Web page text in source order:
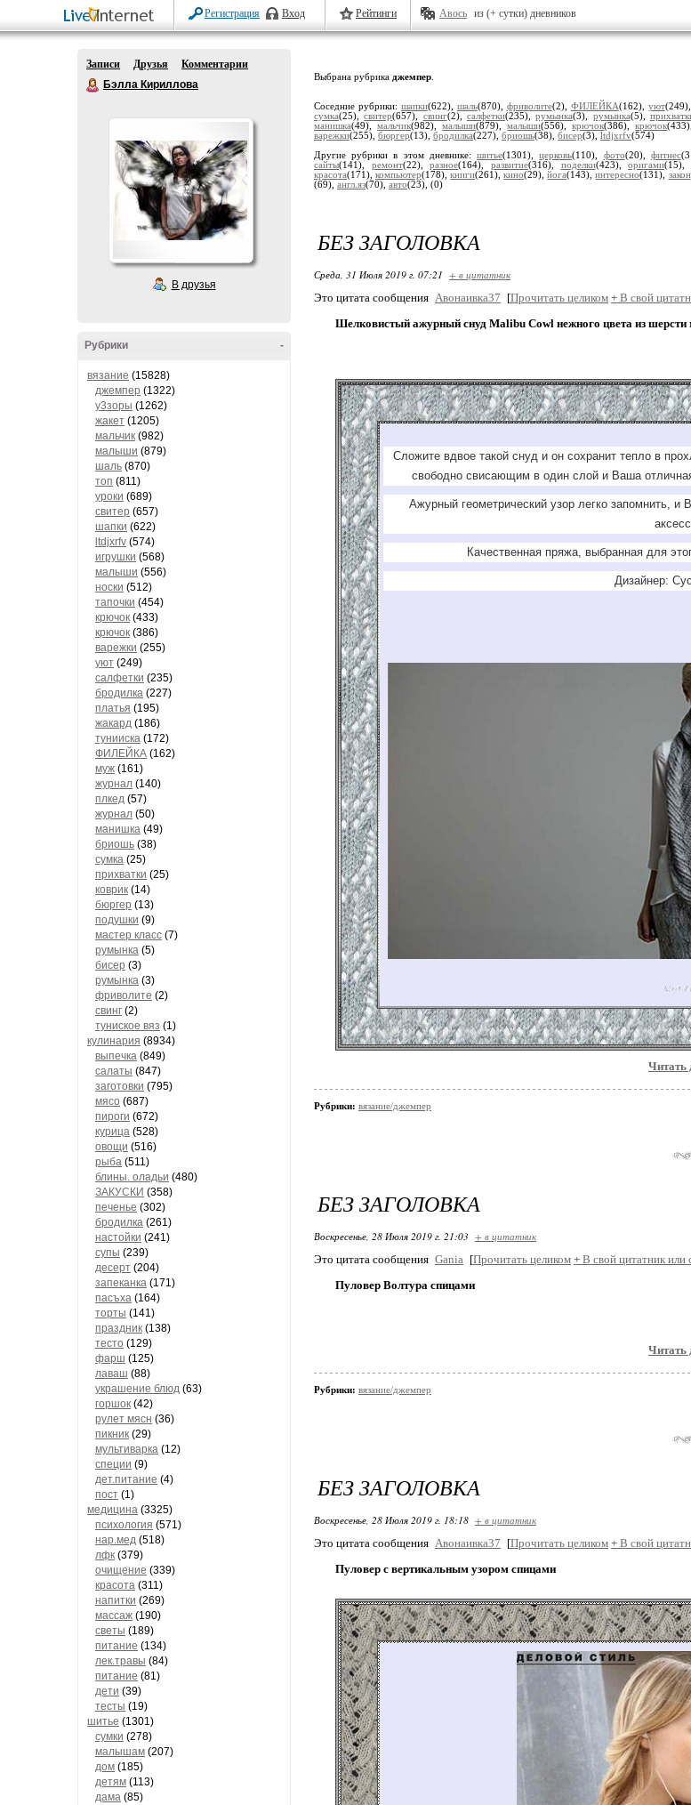
Регистрация Вход Рейтинги Авось из (+ сутки) дневников
Записи Друзья
Комментарии
Бэлла Кириллова
В друзья
-
Рубрики
вязание (15828)
джемпер (1322)
у3зоры (1262)
жакет (1205)
мальчик (982)
малыши (879)
шаль (870)
топ (811)
уроки (689)
свитер (657)
шапки (622)
ltdjxrfv (574)
игрушки (568)
малыши (556)
носки (512)
тапочки (454)
крючок (433)
крючок (386)
варежки (255)
уют (249)
салфетки (235)
бродилка (227)
платья (195)
жакард (186)
тунииска (172)
ФИЛЕЙКА (162)
муж (161)
журнал (140)
плкед (57)
журнал (50)
манишка (49)
бриошь (38)
сумка (25)
прихватки (25)
коврик (14)
бюргер (13)
подушки (9)
мастер класс (7)
румынка (5)
бисер (3)
румынка (3)
фриволите (2)
свинг (2)
туниское вяз (1)
кулинария (8934)
выпечка (849)
салаты (847)
заготовки (795)
мясо (687)
пироги (672)
курица (528)
овощи (516)
рыба (511)
блины. оладьи (480)
ЗАКУСКИ (358)
печенье (302)
бродилка (261)
настойки (241)
супы (239)
десерт (204)
запеканка (171)
пасъха (164)
торты (141)
праздник (138)
тесто (129)
фарш (125)
лаваш (88)
украшение блюд (63)
горшок (42)
рулет мясн (36)
пикник (29)
мультиварка (12)
специи (9)
дет.питание (4)
пост (1)
медицина (3325)
психология (571)
нар.мед (518)
лфк (379)
очищение (339)
красота (311)
напитки (269)
массаж (190)
светы (189)
питание (134)
лек.травы (84)
питание (81)
дети (39)
тесты (19)
шитье (1301)
сумки (278)
малышам (207)
дом (185)
детям (113)
дама (85)
Выбрана рубрика джемпер
Соседние рубрики: шапки(622), шаль(870), фриволите(2), ФИЛЕЙКА(162), уют(249),
сумка(25),свитер(657), свинг(2), салфетки(235),румынка(3), румынка(5),
манишка(49),мальчик(982),малыши(879),малыши(556),крючок(386),крючок
варежки(255), бюргер(13), бродилка(227), бриошь(38), бисер(3), ltdjxrfv(574)
Другие рубрики в этом дневнике:шитье(1301),церковь(110), фото(20), фитнес
сайты(141), ремонт(22),разное(164), развитие(316), поделки(423),оригами(15),
красота(171),компьютер(178),книги(261),кино(29),йога(143),интересно(131), закон
(69), англ.яз(70), авто(23), (0)
БЕЗ ЗАГОЛОВКА
Среда, 31 Июля 2019 г. 07:21 + в цитатник
Это цитата сообщения Авонаивка37 [Прочитать целиком + В свой
Шелковистый ажурный снуд Malibu Cowl нежного цвета из шерсти
Сложите вдвое такой снуд и он сохранит тепло в
свободно свисающим в один слой и Ваша
Ажурный геометрический узор легко запомнить,
Качественная пряжа, выбранная для
Дизайнер:
Читать
Рубрики: вязание/джемпер
БЕЗ ЗАГОЛОВКА
Воскресенье, 28 Июля 2019 г. 21:03 + в цитатник
Это цитата сообщения Gania [Прочитать целиком + В свой цитатник или
Пуловер Волтура спицами
Читать
Рубрики: вязание/джемпер
БЕЗ ЗАГОЛОВКА
Воскресенье, 28 Июля 2019 г. 18:18 + в цитатник
Это цитата сообщения Авонаивка37 [Прочитать целиком + В свой
Пуловер с вертикальным узором спицами